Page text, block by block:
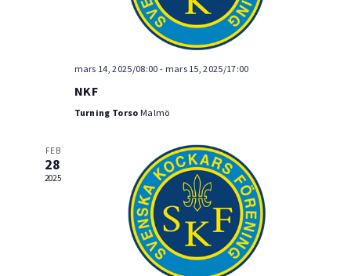
mars 14, 2025/08:00 - mars 15, 2025/17:00
NKF
Turning Torso Malmö
FEB
28
2025